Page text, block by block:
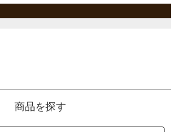
商品を探す